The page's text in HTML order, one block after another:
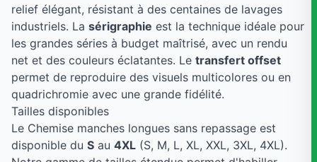
relief élégant, résistant à des centaines de lavages
industriels. La sérigraphie est la technique idéale pour
les grandes séries à budget maîtrisé, avec un rendu
net et des couleurs éclatantes. Le transfert offset
permet de reproduire des visuels multicolores ou en
quadrichromie avec une grande fidélité.
Tailles disponibles
Le Chemise manches longues sans repassage est
disponible du S au 4XL (S, M, L, XL, XXL, 3XL, 4XL).